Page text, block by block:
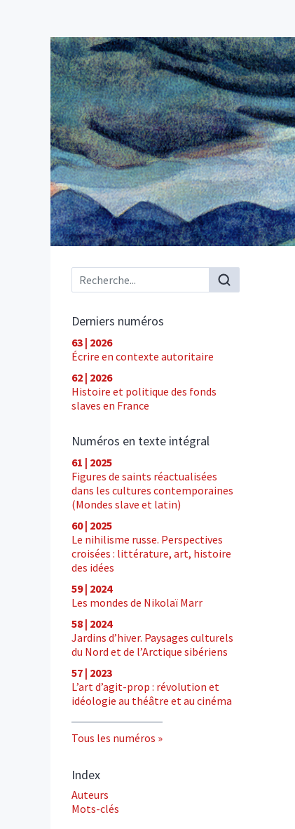
Menu principal
Derniers numéros
63 | 2026
Écrire en contexte autoritaire
62 | 2026
Histoire et politique des fonds
slaves en France
Numéros en texte intégral
61 | 2025
Figures de saints réactualisées
dans les cultures contemporaines
(Mondes slave et latin)
60 | 2025
Le nihilisme russe. Perspectives
croisées : littérature, art, histoire
des idées
59 | 2024
Les mondes de Nikolaï Marr
58 | 2024
Jardins d’hiver. Paysages culturels
du Nord et de l’Arctique sibériens
57 | 2023
L’art d’agit-prop : révolution et
idéologie au théâtre et au cinéma
Tous les numéros
Index
Auteurs
Mots-clés